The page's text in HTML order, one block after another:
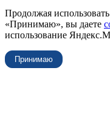
Продолжая
«Принимаю», вы даете
использование
Принимаю